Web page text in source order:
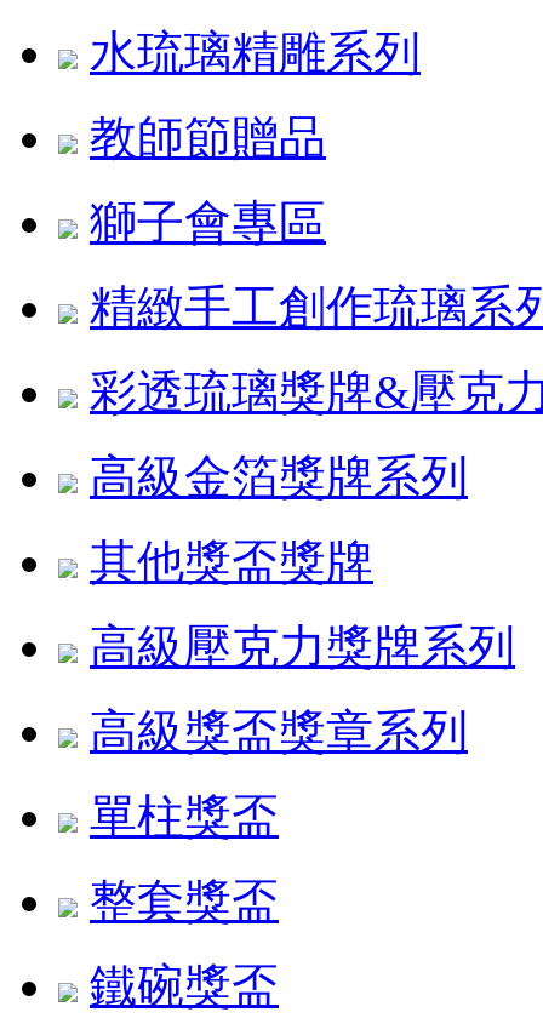
水琉璃精雕系列
教師節贈品
獅子會專區
精緻手工創作琉璃系
彩透琉璃獎牌&壓克
高級金箔獎牌系列
其他獎盃獎牌
高級壓克力獎牌系列
高級獎盃獎章系列
單柱獎盃
整套獎盃
鐵碗獎盃